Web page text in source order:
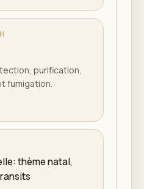
purification,
fumigation.
thème natal,